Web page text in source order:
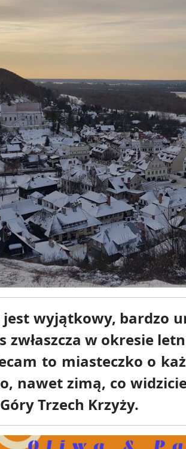
jest wyjątkowy, bardzo
w okresie
to miasteczko o
nawet zimą, co
Trzech Krzyży.